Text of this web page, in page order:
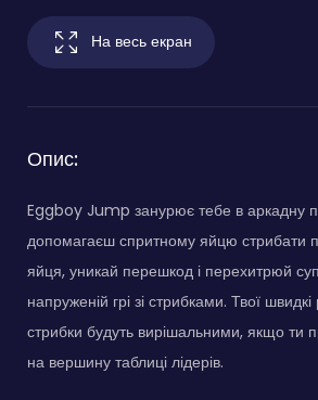
На весь екран
Опис:
Eggboy Jump занурює тебе в аркадну
допомагаєш спритному яйцю стрибати
яйця, уникай перешкод і перехитрюй
напруженій грі зі стрибками. Твої
стрибки будуть вирішальними, якщо ти
на вершину таблиці лідерів.